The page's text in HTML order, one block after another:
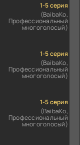
1-5 серия
(BaibaKo,
Профессиональный
многоголосый)
1-5 серия
(BaibaKo,
Профессиональный
многоголосый)
1-5 серия
(BaibaKo,
Профессиональный
многоголосый)